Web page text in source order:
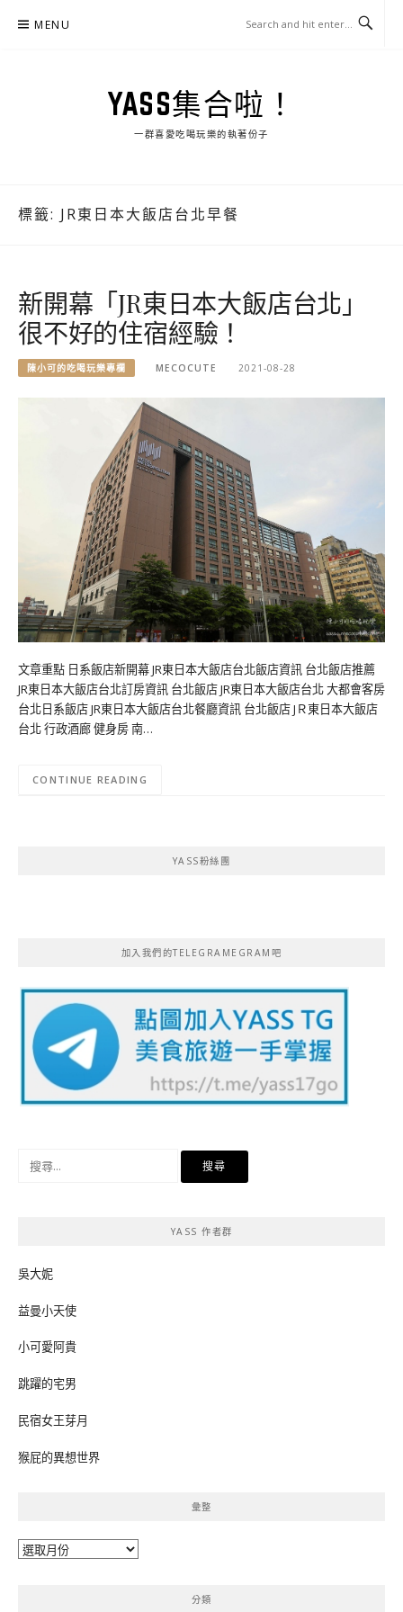
MENU
YASS集合啦！
一群喜愛吃喝玩樂的執著份子
標籤: JR東日本大飯店台北早餐
新開幕「JR東日本大飯店台北」
很不好的住宿經驗！
陳小可的吃喝玩樂專欄 MECOCUTE 2021-08-28
文章重點 日系飯店新開幕 JR東日本大飯店台北飯店資訊 台北飯店推薦
JR東日本大飯店台北訂房資訊 台北飯店 JR東日本大飯店台北 大都會客房
台北日系飯店 JR東日本大飯店台北餐廳資訊 台北飯店 JＲ東日本大飯店
台北 行政酒廊 健身房 南…
CONTINUE READING
YASS粉絲團
加入我們的TELEGRAMEGRAM吧
YASS 作者群
吳大妮
益曼小天使
小可愛阿貴
跳躍的宅男
民宿女王芽月
猴屁的異想世界
彙整
彙
分類